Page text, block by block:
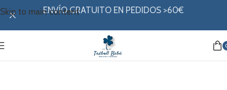
Skip to main contentENVÍO GRATUITO EN PEDIDOS >60€
Talegas